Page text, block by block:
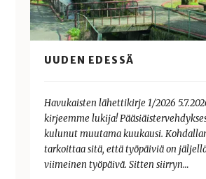
UUDEN EDESSÄ
Havukaisten lähettikirje 1/2026
kirjeemme lukija!
kulunut muutama kuukausi.
tarkoittaa sitä, että työpäiviä on jäljellä
viimeinen työpäivä. Sitten siirryn…